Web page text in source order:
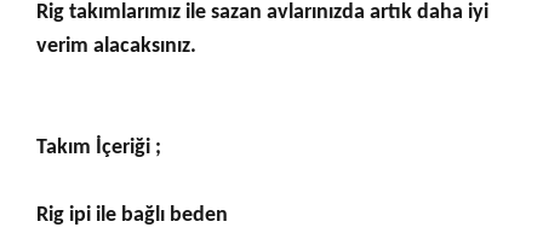
Rig takımlarımız ile sazan avlarınızda artık daha iyi
verim alacaksınız.
Takım İçeriği ;
Rig ipi ile bağlı beden